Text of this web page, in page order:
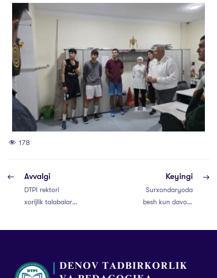
178
Avvalgi
DTPI rektori
xorijlik talabalar
Keyingi
Surxondaryoda
besh kun davom